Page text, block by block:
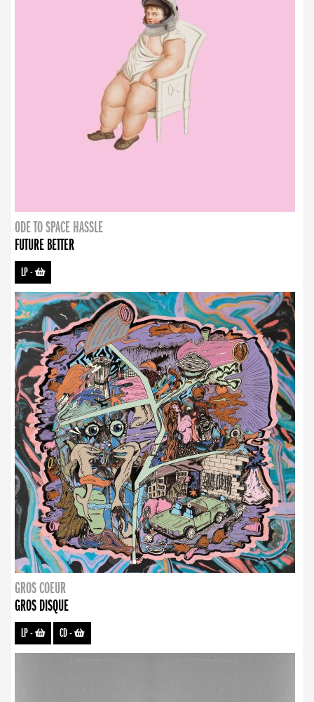
ODE TO SPACE HASSLE
FUTURE BETTER
LP-
GROS COEUR
GROS DISQUE
LP- CD-